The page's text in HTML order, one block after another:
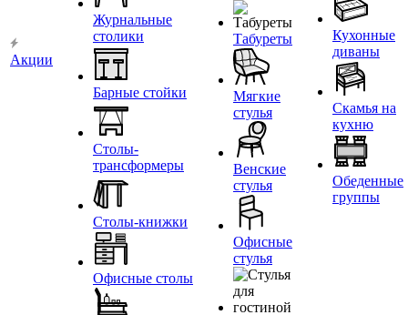
Акции
Журнальные
столики
Барные стойки
Столы-
трансформеры
Столы-книжки
Офисные столы
Табуреты
Мягкие
стулья
Венские
стулья
Офисные
стулья
Кухонные
диваны
Скамья на
кухню
Обеденные
группы